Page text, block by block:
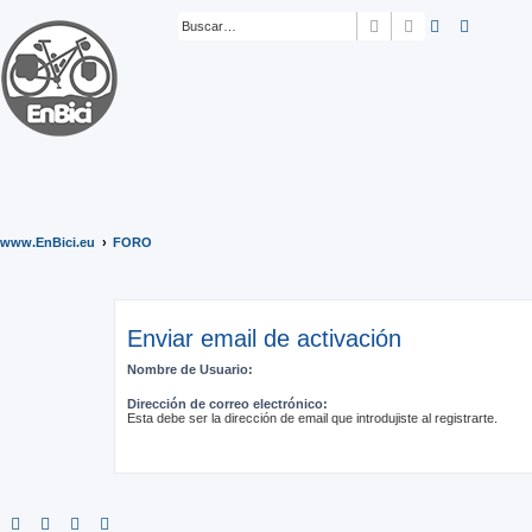
BuscarBúsqueda
www.EnBici.eu FORO
Enviar email de activación
Nombre de Usuario:
Dirección de correo electrónico:
Esta debe ser la dirección de email que introdujiste al registrarte.